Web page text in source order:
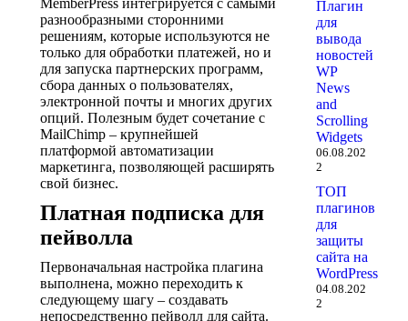
MemberPress интегрируется с самыми
разнообразными сторонними
решениям, которые используются не
только для обработки платежей, но и
для запуска партнерских программ,
сбора данных о пользователях,
электронной почты и многих других
опций. Полезным будет сочетание с
MailChimp – крупнейшей
платформой автоматизации
маркетинга, позволяющей расширять
свой бизнес.
Платная подписка для
пейволла
Первоначальная настройка плагина
выполнена, можно переходить к
следующему шагу – создавать
непосредственно пейволл для сайта.
Плагин
для
вывода
новостей
WP
News
and
Scrolling
Widgets
06.08.202
2
ТОП
плагинов
для
защиты
сайта на
WordPress
04.08.202
2